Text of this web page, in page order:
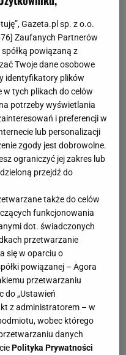
ze wszystkich
Gazeta.pl sp. z o.o.
] Zaufanych Partnerów
powiązaną z
Twoje dane osobowe
identyfikatory plików
w tych plikach do celów
potrzeby wyświetlania
i preferencji w
lub personalizacji
zgody jest dobrowolne.
ograniczyć jej zakres lub
przejdź do
także do celów
funkcjonowania
dot. świadczonych
przetwarzanie
się w oparciu o
powiązanej – Agora
przetwarzaniu
do „Ustawień
z administratorem – w
wobec którego
danych
Polityka Prywatności